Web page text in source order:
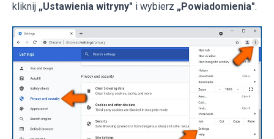
kliknij „Ustawienia witryny" i wybierz „Powiadomienia".